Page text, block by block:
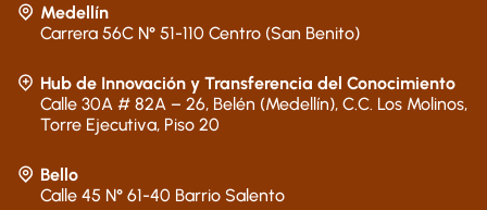
Medellín
Carrera 56C N° 51-110 Centro (San Benito)
Hub de Innovación y Transferencia del Conocimiento
Calle 30A # 82A – 26, Belén (Medellín), C.C. Los Molinos,
Torre Ejecutiva, Piso 20
Bello
Calle 45 N° 61-40 Barrio Salento